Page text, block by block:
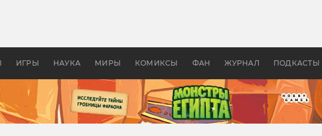
ИГРЫ НАУКА МИРЫ КОМИКСЫ ФАН ЖУРНАЛ ПОДКАСТЫ
апокалипсис, в России —
бы «Властелина колец»